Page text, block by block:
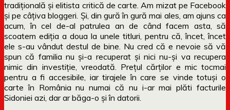
tradițională și elitista critică de carte. Am mizat pe Facebook
și pe câțiva bloggeri. Și, din gură în gură mai ales, am ajuns ca
acum, în cel de-al patrulea an de când facem asta, să
scoatem ediția a doua la unele titluri, pentru că, încet, încet
ele s-au vândut destul de bine. Nu cred că e nevoie să vă
spun că familia nu și-a recuperat și nici nu-și va recupera
nimic din investiție, vreodată. Prețul cărților e mic tocmai
pentru a fi accesibile, iar tirajele în care se vinde totuși o
carte în România nu numai că nu i-ar mai plăti facturile
Sidoniei azi, dar ar băga-o și în datorii.